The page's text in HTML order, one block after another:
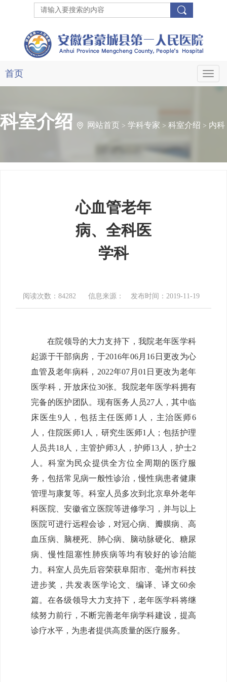
Toggle
首页
科室介绍 网站首页 > 学科专家 > 科室介绍 > 内科
心血管老年
病、全科医
学科
阅读次数：84282 信息来源： 发布时间：2019-11-19
在院领导的大力支持下，我院老年医学科
起源于干部病房，于2016年06月16日更改为心
血管及老年病科，2022年07月01日更改为老年
医学科，开放床位30张。我院老年医学科拥有
完备的医护团队。现有医务人员27人，其中临
床医生9人，包括主任医师1人，主治医师6
人，住院医师1人，研究生医师1人；包括护理
人员共18人，主管护师3人，护师13人，护士2
人。科室为民众提供全方位全周期的医疗服
务，包括常见病一般性诊治，慢性病患者健康
管理与康复等。科室人员多次到北京阜外老年
科医院、安徽省立医院等进修学习，并与以上
医院可进行远程会诊，对冠心病、瓣膜病、高
血压病、脑梗死、肺心病、脑动脉硬化、糖尿
病、慢性阻塞性肺疾病等均有较好的诊治能
力。科室人员先后容荣获阜阳市、毫州市科技
进步奖，共发表医学论文、编译、译文60余
篇。在各级领导大力支持下，老年医学科将继
续努力前行，不断完善老年病学科建设，提高
诊疗水平，为患者提供高质量的医疗服务。